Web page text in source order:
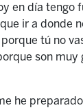
en día tengo
ir a donde
tú no
son muy
he